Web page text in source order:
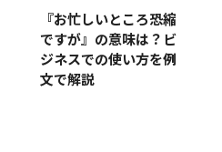
『お忙しいところ恐縮
ですが』の意味は？ビ
ジネスでの使い方を例
文で解説